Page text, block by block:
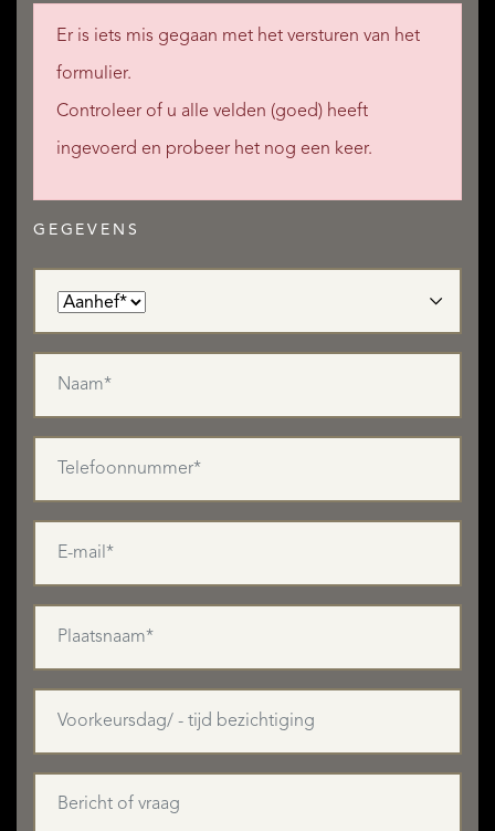
Er is iets mis gegaan met het versturen van het
formulier.
Controleer of u alle velden (goed) heeft
ingevoerd en probeer het nog een keer.
GEGEVENS